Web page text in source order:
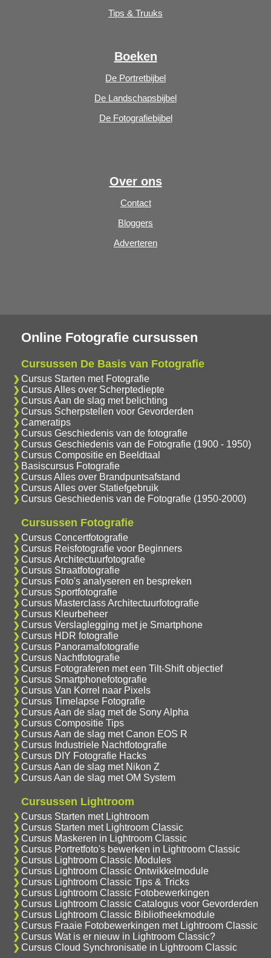
Tips & Truuks
Boeken
De Portretbijbel
De Landschapsbijbel
De Fotografiebijbel
Over ons
Contact
Bloggers
Adverteren
Online Fotografie cursussen
Cursussen De Basis van Fotografie
Cursus Starten met Fotografie
Cursus Alles over Scherptediepte
Cursus Aan de slag met belichting
Cursus Scherpstellen voor Gevorderden
Cameratips
Cursus Geschiedenis van de fotografie
Cursus Geschiedenis van de Fotografie (1900 - 1950)
Cursus Compositie en Beeldtaal
Basiscursus Fotografie
Cursus Alles over Brandpuntsafstand
Cursus Alles over Statiefgebruik
Cursus Geschiedenis van de Fotografie (1950-2000)
Cursussen Fotografie
Cursus Concertfotografie
Cursus Reisfotografie voor Beginners
Cursus Architectuurfotografie
Cursus Straatfotografie
Cursus Foto's analyseren en bespreken
Cursus Sportfotografie
Cursus Masterclass Architectuurfotografie
Cursus Kleurbeheer
Cursus Verslaglegging met je Smartphone
Cursus HDR fotografie
Cursus Panoramafotografie
Cursus Nachtfotografie
Cursus Fotograferen met een Tilt-Shift objectief
Cursus Smartphonefotografie
Cursus Van Korrel naar Pixels
Cursus Timelapse Fotografie
Cursus Aan de slag met de Sony Alpha
Cursus Compositie Tips
Cursus Aan de slag met Canon EOS R
Cursus Industriele Nachtfotografie
Cursus DIY Fotografie Hacks
Cursus Aan de slag met Nikon Z
Cursus Aan de slag met OM System
Cursussen Lightroom
Cursus Starten met Lightroom
Cursus Starten met Lightroom Classic
Cursus Maskeren in Lightroom Classic
Cursus Portretfoto's bewerken in Lightroom Classic
Cursus Lightroom Classic Modules
Cursus Lightroom Classic Ontwikkelmodule
Cursus Lightroom Classic Tips & Tricks
Cursus Lightroom Classic Fotobewerkingen
Cursus Lightroom Classic Catalogus voor Gevorderden
Cursus Lightroom Classic Bibliotheekmodule
Cursus Fraaie Fotobewerkingen met Lightroom Classic
Cursus Wat is er nieuw in Lightroom Classic?
Cursus Cloud Synchronisatie in Lightroom Classic